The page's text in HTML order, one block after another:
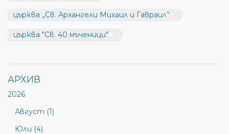
църква „Св. Архангели Михаил и Гавраил“
църква "Св. 40 мъченици"
АРХИВ
2026
Август (1)
Юли (4)